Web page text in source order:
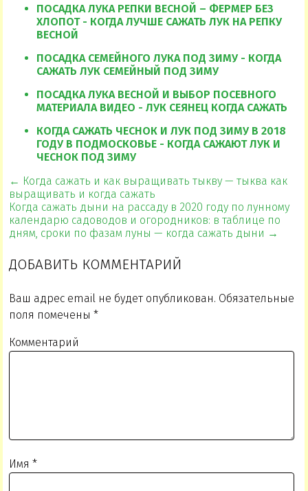
ПОСАДКА ЛУКА РЕПКИ ВЕСНОЙ – ФЕРМЕР БЕЗ
ХЛОПОТ - КОГДА ЛУЧШЕ САЖАТЬ ЛУК НА РЕПКУ
ВЕСНОЙ
ПОСАДКА СЕМЕЙНОГО ЛУКА ПОД ЗИМУ - КОГДА
САЖАТЬ ЛУК СЕМЕЙНЫЙ ПОД ЗИМУ
ПОСАДКА ЛУКА ВЕСНОЙ И ВЫБОР ПОСЕВНОГО
МАТЕРИАЛА ВИДЕО - ЛУК СЕЯНЕЦ КОГДА САЖАТЬ
КОГДА САЖАТЬ ЧЕСНОК И ЛУК ПОД ЗИМУ В 2018
ГОДУ В ПОДМОСКОВЬЕ - КОГДА САЖАЮТ ЛУК И
ЧЕСНОК ПОД ЗИМУ
← Когда сажать и как выращивать тыкву — тыква как
выращивать и когда сажать
Когда сажать дыни на рассаду в 2020 году по лунному
календарю садоводов и огородников: в таблице по
дням, сроки по фазам луны — когда сажать дыни →
ДОБАВИТЬ КОММЕНТАРИЙ
Ваш адрес email не будет опубликован. Обязательные
поля помечены*
Комментарий
Имя*